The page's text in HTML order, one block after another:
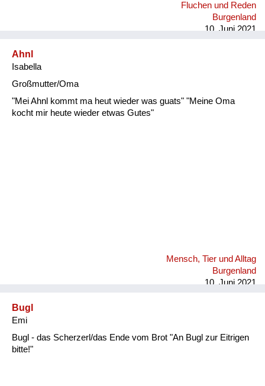
Fluchen und Reden
Burgenland
10. Juni 2021
Ahnl
Isabella
Großmutter/Oma
"Mei Ahnl kommt ma heut wieder was guats" "Meine Oma
kocht mir heute wieder etwas Gutes"
Mensch, Tier und Alltag
Burgenland
10. Juni 2021
Bugl
Emi
Bugl - das Scherzerl/das Ende vom Brot "An Bugl zur Eitrigen
bitte!"